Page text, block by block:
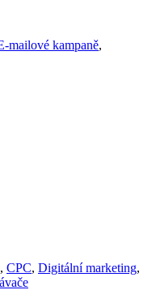
mailové kampaně,
, CPC, Digitální marketing,